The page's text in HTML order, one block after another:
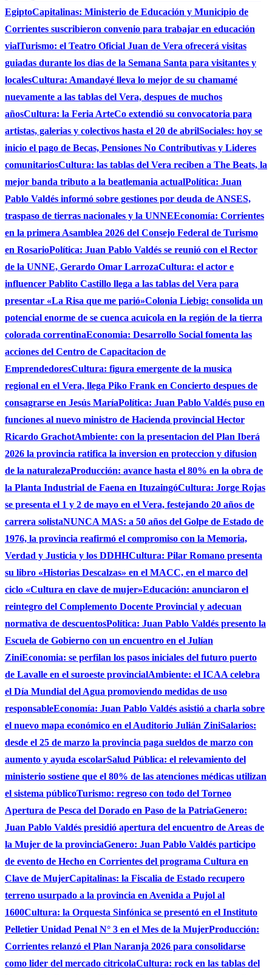
EgiptoCapitalinas: Ministerio de Educación y Municipio de
Corrientes suscribieron convenio para trabajar en educación
vialTurismo: el Teatro Oficial Juan de Vera ofrecerá visitas
guiadas durante los dias de la Semana Santa para visitantes y
localesCultura: Amandayé lleva lo mejor de su chamamé
nuevamente a las tablas del Vera, despues de muchos
añosCultura: la Feria ArteCo extendió su convocatoria para
artistas, galerias y colectivos hasta el 20 de abrilSociales: hoy se
inicio el pago de Becas, Pensiones No Contributivas y Lideres
comunitariosCultura: las tablas del Vera reciben a The Beats, la
mejor banda tributo a la beatlemania actualPolítica: Juan
Pablo Valdés informó sobre gestiones por deuda de ANSES,
traspaso de tierras nacionales y la UNNEEconomía: Corrientes
en la primera Asamblea 2026 del Consejo Federal de Turismo
en RosarioPolítica: Juan Pablo Valdés se reunió con el Rector
de la UNNE, Gerardo Omar LarrozaCultura: el actor e
influencer Pablito Castillo llega a las tablas del Vera para
presentar «La Risa que me parió»Colonia Liebig: consolida un
potencial enorme de se cuenca acuicola en la región de la tierra
colorada correntinaEconomia: Desarrollo Social fomenta las
acciones del Centro de Capacitacion de
EmprendedoresCultura: figura emergente de la musica
regional en el Vera, llega Piko Frank en Concierto despues de
consagrarse en Jesús MaríaPolítica: Juan Pablo Valdés puso en
funciones al nuevo ministro de Hacienda provincial Hector
Ricardo GrachotAmbiente: con la presentacion del Plan Iberá
2026 la provincia ratifica la inversion en proteccion y difusion
de la naturalezaProducción: avance hasta el 80% en la obra de
la Planta Industrial de Faena en ItuzaingóCultura: Jorge Rojas
se presenta el 1 y 2 de mayo en el Vera, festejando 20 años de
carrera solistaNUNCA MAS: a 50 años del Golpe de Estado de
1976, la provincia reafirmó el compromiso con la Memoria,
Verdad y Justicia y los DDHHCultura: Pilar Romano presenta
su libro «Historias Descalzas» en el MACC, en el marco del
ciclo «Cultura en clave de mujer»Educación: anunciaron el
reintegro del Complemento Docente Provincial y adecuan
normativa de descuentosPolítica: Juan Pablo Valdés presento la
Escuela de Gobierno con un encuentro en el Julían
ZiniEconomia: se perfilan los pasos iniciales del futuro puerto
de Lavalle en el suroeste provincialAmbiente: el ICAA celebra
el Día Mundial del Agua promoviendo medidas de uso
responsableEconomía: Juan Pablo Valdés asistió a charla sobre
el nuevo mapa económico en el Auditorio Julián ZiniSalarios:
desde el 25 de marzo la provincia paga sueldos de marzo con
aumento y ayuda escolarSalud Pública: el relevamiento del
ministerio sostiene que el 80% de las atenciones médicas utilizan
el sistema públicoTurismo: regreso con todo del Torneo
Apertura de Pesca del Dorado en Paso de la PatriaGenero:
Juan Pablo Valdés presidió apertura del encuentro de Areas de
la Mujer de la provinciaGenero: Juan Pablo Valdés participo
de evento de Hecho en Corrientes del programa Cultura en
Clave de MujerCapitalinas: la Fiscalia de Estado recupero
terreno usurpado a la provincia en Avenida a Pujol al
1600Cultura: la Orquesta Sinfónica se presentó en el Instituto
Pelletier Unidad Penal N° 3 en el Mes de la MujerProducción:
Corrientes relanzó el Plan Naranja 2026 para consolidarse
como lider del mercado citricolaCultura: rock en las tablas del